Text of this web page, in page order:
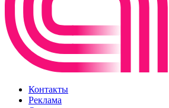
Контакты
Реклама